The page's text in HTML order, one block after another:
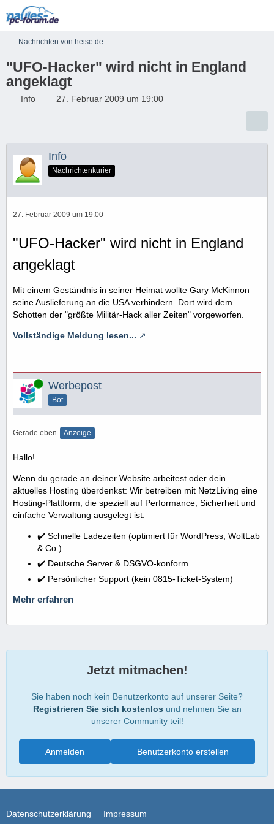
Nachrichten von heise.de
"UFO-Hacker" wird nicht in England
angeklagt
Info 27. Februar 2009 um 19:00
Info
Nachrichtenkurier
27. Februar 2009 um 19:00
"UFO-Hacker" wird nicht in England
angeklagt
Mit einem Geständnis in seiner Heimat wollte Gary McKinnon
seine Auslieferung an die USA verhindern. Dort wird dem
Schotten der "größte Militär-Hack aller Zeiten" vorgeworfen.
Vollständige Meldung lesen...
Online Werbepost
Bot
Gerade eben Anzeige
Hallo!
Wenn du gerade an deiner Website arbeitest oder dein
aktuelles Hosting überdenkst: Wir betreiben mit NetzLiving eine
Hosting-Plattform, die speziell auf Performance, Sicherheit und
einfache Verwaltung ausgelegt ist.
✔️ Schnelle Ladezeiten (optimiert für WordPress, WoltLab
& Co.)
✔️ Deutsche Server & DSGVO-konform
✔️ Persönlicher Support (kein 0815-Ticket-System)
Mehr erfahren
Jetzt mitmachen!
Sie haben noch kein Benutzerkonto auf unserer Seite?
Registrieren Sie sich kostenlos und nehmen Sie an
unserer Community teil!
Benutzerkonto erstellen
Anmelden
Datenschutzerklärung Impressum